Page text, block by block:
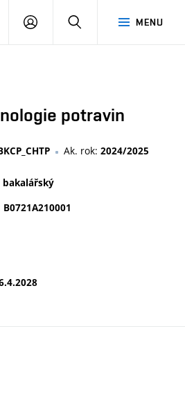
MENU
PŘIHLÁSIT
potravin
Ak. rok: 2024/2025
bakalářský
B0721A210001